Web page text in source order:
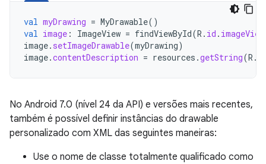
val myDrawing = MyDrawable()
val image : ImageView = findViewById(R . id . imageView
image. setImageDrawable(myDrawing)
image.contentDescription = resources .getString(R .
No Android 7.0 (nível 24 da API) e versões mais recentes,
também é possível definir instâncias do drawable
personalizado com XML das seguintes maneiras:
Use o nome de classe totalmente qualificado como